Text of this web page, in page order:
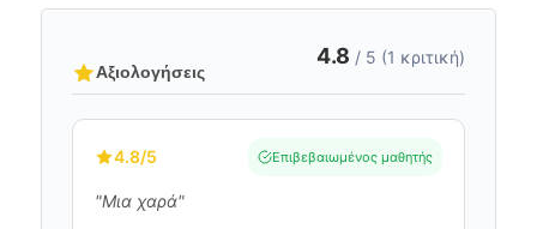
Αξιολογήσεις
4.8 / 5 (1 κριτική)
4.8/5 Επιβεβαιωμένος μαθητής
"Μια χαρά"